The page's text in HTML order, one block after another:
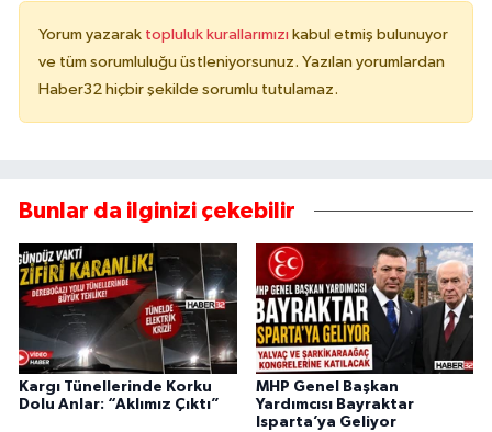
Yorum yazarak topluluk kurallarımızı kabul etmiş bulunuyor
ve tüm sorumluluğu üstleniyorsunuz. Yazılan yorumlardan
Haber32 hiçbir şekilde sorumlu tutulamaz.
Bunlar da ilginizi çekebilir
Kargı Tünellerinde Korku
Dolu Anlar: “Aklımız Çıktı”
MHP Genel Başkan
Yardımcısı Bayraktar
Isparta’ya Geliyor